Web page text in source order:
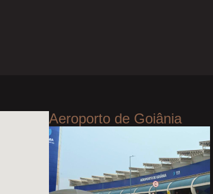
Aeroporto de Goiânia